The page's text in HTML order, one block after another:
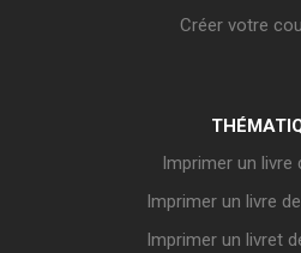
Créer votre
Imprimer un livre
Imprimer un livre
Imprimer un livret